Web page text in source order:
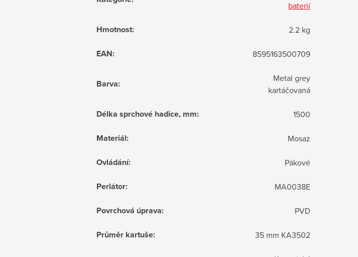
baterií
Hmotnost: 2.2 kg
EAN: 8595163500709
Barva:
Metal grey
kartáčovaná
Délka sprchové hadice, mm: 1500
Materiál: Mosaz
Ovládání: Pákové
Perlátor: MA0038E
Povrchová úprava: PVD
Průměr kartuše: 35 mm KA3502